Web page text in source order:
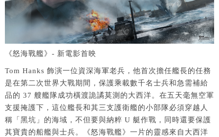
《怒海戰艦》- 新電影首映
Tom Hanks 飾演一位資深海軍老兵，他首次擔任艦長的任務
是在第二次世界大戰期間，保護乘載數千名士兵和急需補給
品的 37 艘艦隊成功橫渡詭譎莫測的大西洋。在五天毫無空軍
支援掩護下，這位艦長和其三支護衛艦的小部隊必須穿越人
稱「黑坑」的海域，不但要與納粹 U 艇作戰，同時還要保護
其寶貴的船艦與士兵。《怒海戰艦》一片的靈感來自大西洋